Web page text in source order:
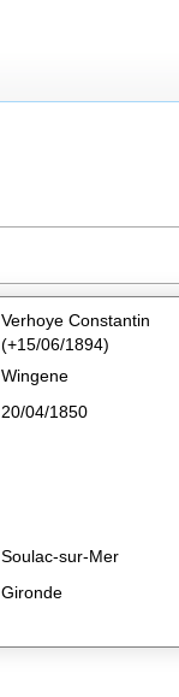
Verhoye Constantin
(+15/06/1894)
Wingene
20/04/1850
Soulac-sur-Mer
Gironde